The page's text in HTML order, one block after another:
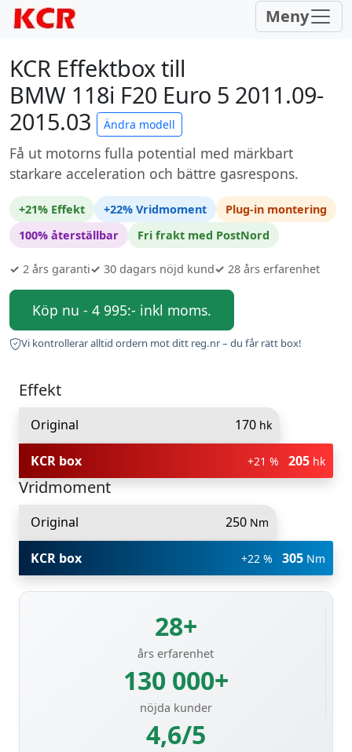
Meny
KCR Effektbox till
BMW 118i F20 Euro 5 2011.09-
2015.03
Ändra modell
Få ut motorns fulla potential med märkbart
starkare acceleration och bättre gasrespons.
+21% Effekt +22% Vridmoment
Plug-in montering
100% återställbar
Fri frakt med PostNord
✓ 2 års garanti✓ 30 dagars nöjd kund✓ 28 års erfarenhet
Köp nu - 4 995:- inkl moms.
Vi kontrollerar alltid ordern mot ditt reg.nr – du får rätt box!
Effekt
Original 170 hk
KCR box +21 % 205 hk
Vridmoment
Original 250 Nm
KCR box +22 % 305 Nm
28+
års erfarenhet
130 000+
nöjda kunder
4,6/5